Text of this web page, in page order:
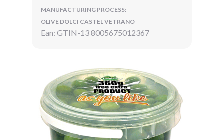
MANUFACTURING PROCESS:
OLIVE DOLCI CASTEL VETRANO
Ean: GTIN-13 8005675012367